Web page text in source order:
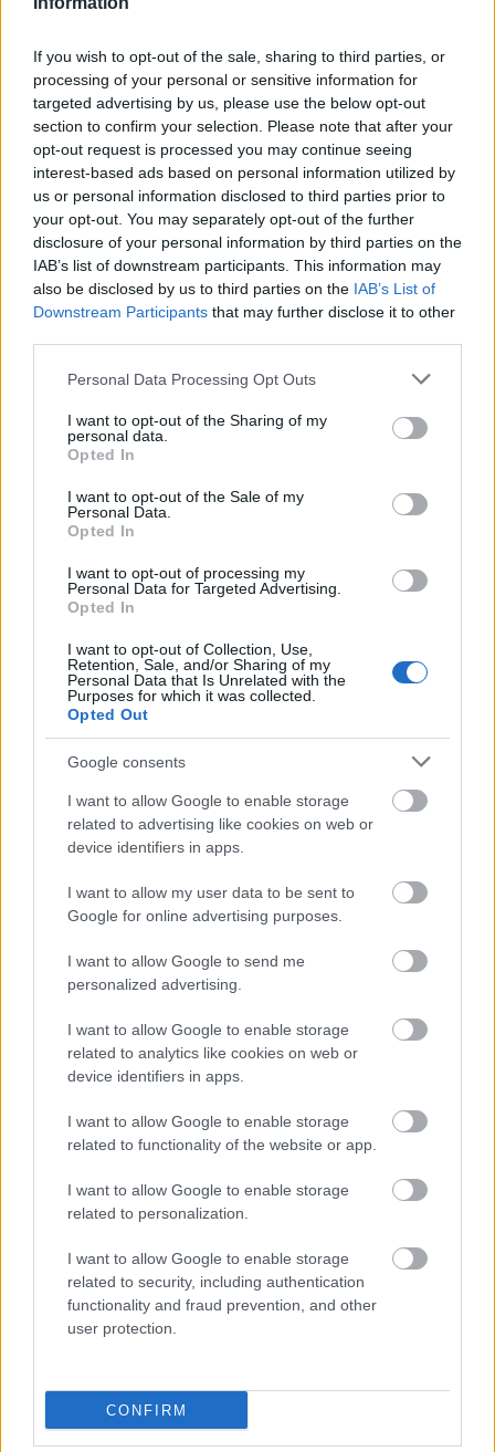
If you wish to opt-out of the sale, sharing to third parties, or
processing of your personal or sensitive information for
targeted advertising by us, please use the below opt-out
section to confirm your selection. Please note that after your
opt-out request is processed you may continue seeing
interest-based ads based on personal information utilized by
us or personal information disclosed to third parties prior to
your opt-out. You may separately opt-out of the further
disclosure of your personal information by third parties on the
IAB’s list of downstream participants. This information may
also be disclosed by us to third parties on the IAB’s List of
Downstream Participants that may further disclose it to other
Please note that this website/app uses one or more Google
not limited to your visit or usage behaviour. You may click to
grant or deny consent to Google and its third-party tags to
use your data for below specified purposes in below Google
consent section.
Personal Data Processing Opt Outs
I want to opt-out of the Sharing of my
personal data.
Opted In
I want to opt-out of the Sale of my
Personal Data.
Opted In
I want to opt-out of processing my
Personal Data for Targeted Advertising.
Opted In
I want to opt-out of Collection, Use,
Retention, Sale, and/or Sharing of my
Personal Data that Is Unrelated with the
Purposes for which it was collected.
Opted Out
Google consents
I want to allow Google to enable storage
related to advertising like cookies on web or
device identifiers in apps.
I want to allow my user data to be sent to
Google for online advertising purposes.
I want to allow Google to send me
personalized advertising.
I want to allow Google to enable storage
related to analytics like cookies on web or
device identifiers in apps.
I want to allow Google to enable storage
related to functionality of the website or app.
I want to allow Google to enable storage
related to personalization.
I want to allow Google to enable storage
related to security, including authentication
functionality and fraud prevention, and other
user protection.
CONFIRM
alkalmazásokat, www.savethedress.org
gyűjtésre. Ha sikerül megszerezni a ruhát,
tervek szerint kiállítják, és az adakozók nevét
is feltüntetik.
A térdig érő fehér, ujjatlan darab a Profiles in
History nevű aukciósháznál vár arra, hogy
elárverezzék. Értékét 1-2 millió dollárra
becsülik. A ruha jelenleg Debbie Reynolds
színésznőé, a híresség hollywoodi
gyűjteménye június 18-án kerül kalapács alá.
A kollekcióban szerepelnek kosztümök az Óz,
Marilyn Monroe egy metrószellőző felett
állva került be a filmtörténet lapjaira, a
felcsapó levegő magasra fújta szoknyáját,
amelyet kezeivel próbált leszorítani. A
jelenetet az 52. utca és a Lexington sugárút
sarkán forgatták, de akkora tömeg verődött
össze, hogy túl nagy lett a zaj, így Billy Wilder
rendező utasítására később stúdióban is
felvették a híres képsort.
Forrás:MTI
SZEMBE MERSZ NÉZNI AZZAL, AKIVÉ
TERMÉSZETFELETTI ERŐK ÉS ELFELEDETT
TITKOK: ITT A SHELBY OAKS – A GONOSZ
SZÁGULDÁS, SÁRKÁNYOK, ROSSZFIÚK – A NYÁR